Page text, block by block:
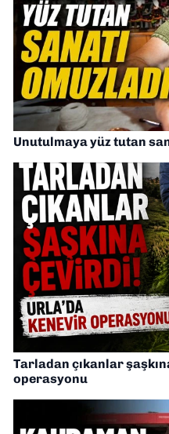
Unutulmaya yüz tutan
Tarladan çıkanlar
operasyonu